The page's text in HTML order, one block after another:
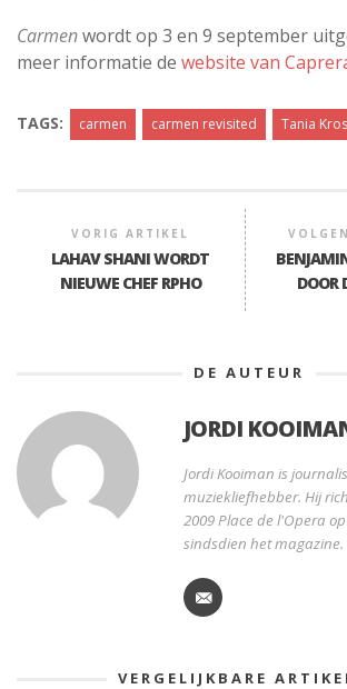
Carmenwordt op 3 en 9 september
meer informatie de website van
TAGS: carmen carmen revisited Tania
VORIG ARTIKEL
LAHAV SHANI WORDT
NIEUWE CHEF RPHO
DOOR
DE AUTEUR
JORDI
Jordi Kooiman is
muziekliefhebber. Hij
2009 Place de l'Opera
sindsdien het magazine.
VERGELIJKBARE